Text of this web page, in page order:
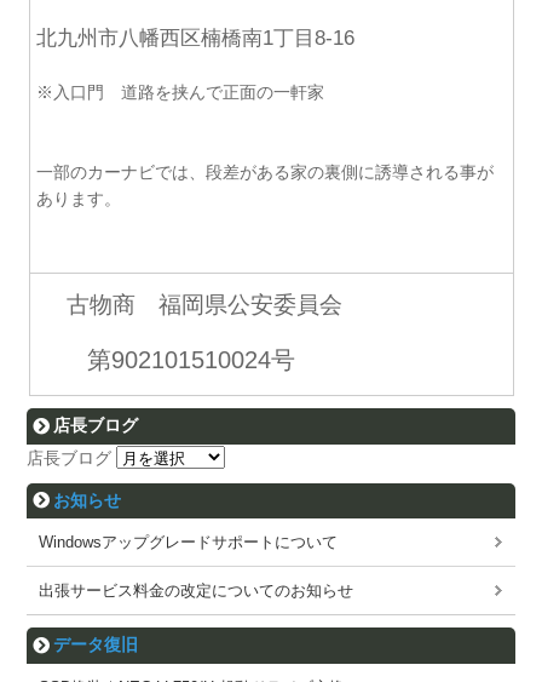
北九州市八幡西区楠橋南1丁目8-16
※入口門 道路を挟んで正面の一軒家
一部のカーナビでは、段差がある家の裏側に誘導される事が
あります。
古物商 福岡県公安委員会
第902101510024号
店長ブログ
店長ブログ
お知らせ
Windowsアップグレードサポートについて
出張サービス料金の改定についてのお知らせ
データ復旧